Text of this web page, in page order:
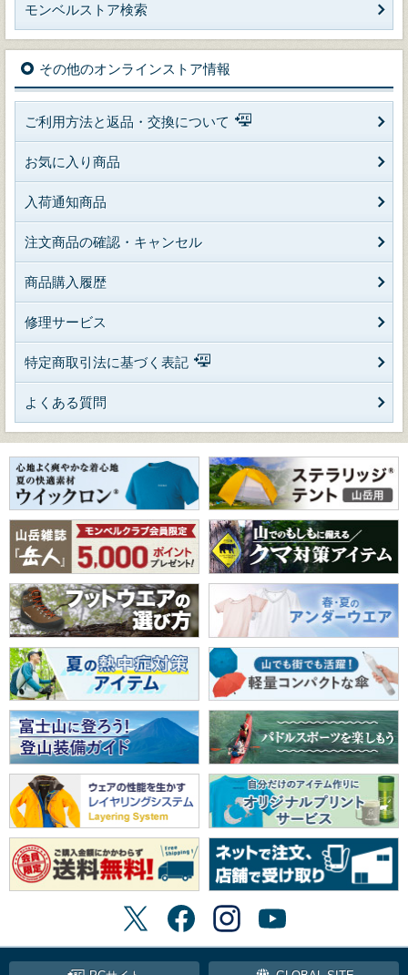
モンベルストア検索
その他のオンラインストア情報
ご利用方法と返品・交換について
お気に入り商品
入荷通知商品
注文商品の確認・キャンセル
商品購入履歴
修理サービス
特定商取引法に基づく表記
よくある質問